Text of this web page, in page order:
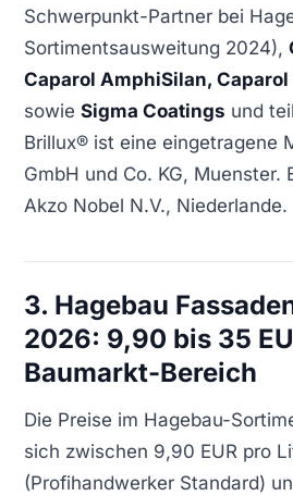
Schwerpunkt-Partner bei
Sortimentsausweitung 2024),
Caparol AmphiSilan, Caparol
sowie Sigma Coatings und
Brillux® ist eine eingetragene
GmbH und Co. KG, Muenster.
Akzo Nobel N.V., Niederlande.
3. Hagebau
2026: 9,90 bis 35
Baumarkt-Bereich
Die Preise im Hagebau-
sich zwischen 9,90 EUR pro
(Profihandwerker Standard)